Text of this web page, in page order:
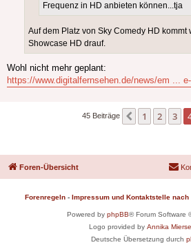
Frequenz in HD anbieten können...tja
Auf dem Platz von Sky Comedy HD
Showcase HD drauf.
Wohl nicht mehr geplant:
https://www.digitalfernsehen.de/news/em ...
45 Beiträge Vorherige
1 2 3
Foren-Übersicht
Forenregeln - Impressum und Kontaktstelle nach
Powered by phpBB® Forum Software
Logo provided by Annika
Deutsche Übersetzung durch